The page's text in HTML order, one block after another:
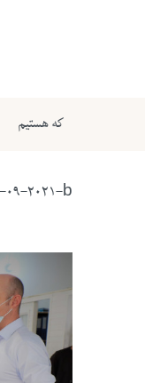
که هستیم
2021-b